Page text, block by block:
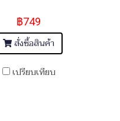
฿749
สั่งซื้อสินค้า
เปรียบเทียบ